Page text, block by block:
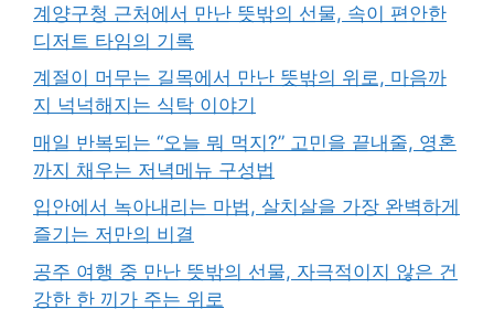
계양구청 근처에서 만난 뜻밖의 선물, 속이 편안한
디저트 타임의 기록
계절이 머무는 길목에서 만난 뜻밖의 위로, 마음까
지 넉넉해지는 식탁 이야기
매일 반복되는 “오늘 뭐 먹지?” 고민을 끝내줄, 영혼
까지 채우는 저녁메뉴 구성법
입안에서 녹아내리는 마법, 살치살을 가장 완벽하게
즐기는 저만의 비결
공주 여행 중 만난 뜻밖의 선물, 자극적이지 않은 건
강한 한 끼가 주는 위로